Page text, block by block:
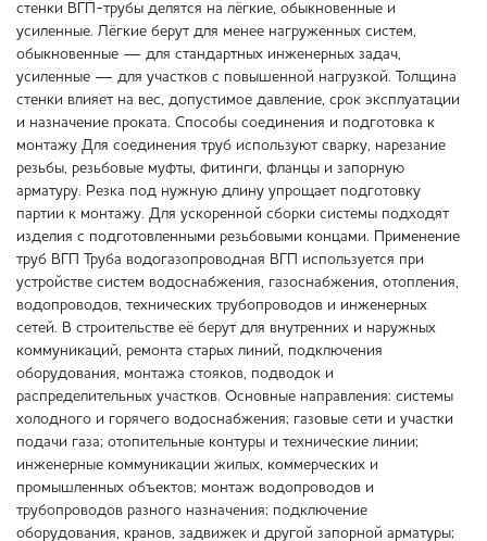
стенки ВГП-трубы делятся на лёгкие, обыкновенные и
усиленные. Лёгкие берут для менее нагруженных систем,
обыкновенные — для стандартных инженерных задач,
усиленные — для участков с повышенной нагрузкой. Толщина
стенки влияет на вес, допустимое давление, срок эксплуатации
и назначение проката. Способы соединения и подготовка к
монтажу Для соединения труб используют сварку, нарезание
резьбы, резьбовые муфты, фитинги, фланцы и запорную
арматуру. Резка под нужную длину упрощает подготовку
партии к монтажу. Для ускоренной сборки системы подходят
изделия с подготовленными резьбовыми концами. Применение
труб ВГП Труба водогазопроводная ВГП используется при
устройстве систем водоснабжения, газоснабжения, отопления,
водопроводов, технических трубопроводов и инженерных
сетей. В строительстве её берут для внутренних и наружных
коммуникаций, ремонта старых линий, подключения
оборудования, монтажа стояков, подводок и
распределительных участков. Основные направления: системы
холодного и горячего водоснабжения; газовые сети и участки
подачи газа; отопительные контуры и технические линии;
инженерные коммуникации жилых, коммерческих и
промышленных объектов; монтаж водопроводов и
трубопроводов разного назначения; подключение
оборудования, кранов, задвижек и другой запорной арматуры;